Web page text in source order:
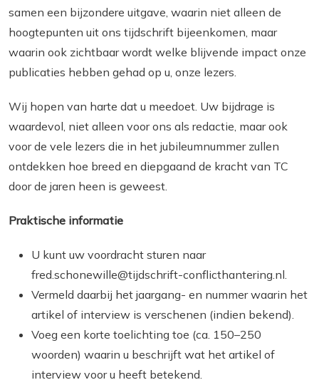
samen een bijzondere uitgave, waarin niet alleen de
hoogtepunten uit ons tijdschrift bijeenkomen, maar
waarin ook zichtbaar wordt welke blijvende impact onze
publicaties hebben gehad op u, onze lezers.
Wij hopen van harte dat u meedoet. Uw bijdrage is
waardevol, niet alleen voor ons als redactie, maar ook
voor de vele lezers die in het jubileumnummer zullen
ontdekken hoe breed en diepgaand de kracht van TC
door de jaren heen is geweest.
Praktische informatie
U kunt uw voordracht sturen naar
fred.schonewille@tijdschrift-conflicthantering.nl.
Vermeld daarbij het jaargang- en nummer waarin het
artikel of interview is verschenen (indien bekend).
Voeg een korte toelichting toe (ca. 150–250
woorden) waarin u beschrijft wat het artikel of
interview voor u heeft betekend.